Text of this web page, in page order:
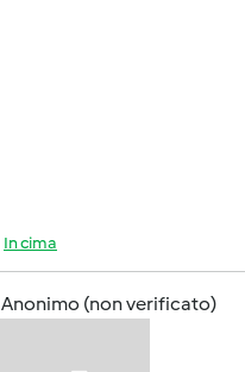
In cima
Anonimo (non verificato)